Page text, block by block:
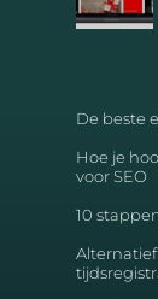
De beste
Hoe je
voor SEO
10